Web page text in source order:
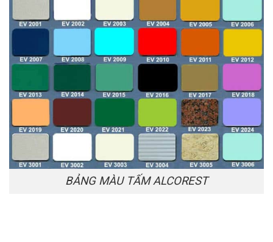
BẢNG MÀU TẤM ALCOREST